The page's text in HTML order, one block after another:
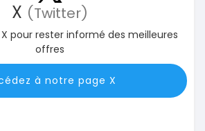
X (Twitter)
pour rester informé des meilleures
offres
à notre page X